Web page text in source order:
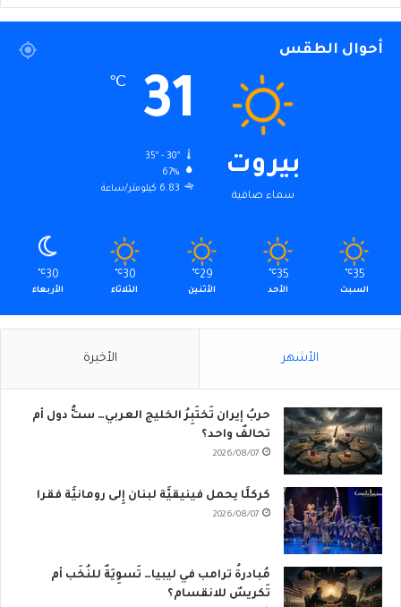
أحوال الطقس
بيروت
سماء صافية
31
℃
35º - 30º
67%
6.83 كيلومتر/ساعة
35
℃
السبت
35
℃
الأحد
29
℃
الأثنين
30
℃
الثلاثاء
30
℃
الأربعاء
الأشهر الأخيرة
حربُ إيران تَختَبِرُ الخليج العربي… ستُّ دول أم
تحالفٌ واحد؟
2026/08/07
كركلَّا يحمل فينيقيَّة لبنان إِلى رومانيَّة فقرا
2026/08/07
مُبادرةُ ترامب في ليبيا… تَسوِيَةٌ للنُخَب أم
تَكريسٌ للانقسام؟